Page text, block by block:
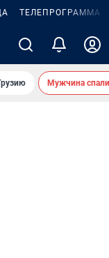
ТЕЛЕПРОГРАММА
Мужчина